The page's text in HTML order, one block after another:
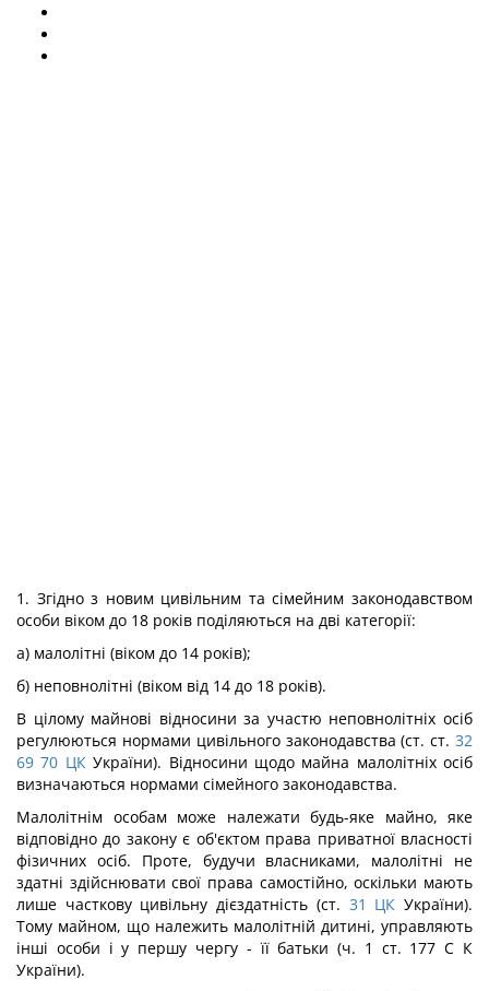
1. Згідно з новим цивільним та сімейним законодавством
особи віком до 18 років поділяються на дві категорії:
а) малолітні (віком до 14 років);
б) неповнолітні (віком від 14 до 18 років).
В цілому майнові відносини за участю неповнолітніх осіб
регулюються нормами цивільного законодавства (ст. ст. 32
69 70 ЦКУкраїни). Відносини щодо майна малолітніх осіб
визначаються нормами сімейного законодавства.
Малолітнім особам може належати будь-яке майно, яке
відповідно до закону є об'єктом права приватної власності
фізичних осіб. Проте, будучи власниками, малолітні не
здатні здійснювати свої права самостійно, оскільки мають
лише часткову цивільну дієздатність (ст. 31 ЦК України).
Тому майном, що належить малолітній дитині, управляють
інші особи і у першу чергу - її батьки (ч. 1 ст. 177 С К
України).